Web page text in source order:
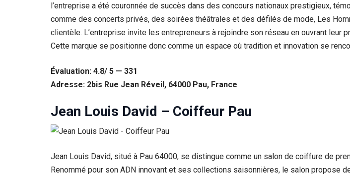
l’entreprise a été couronnée de succès dans des concours nationaux prestigieux,
comme des concerts privés, des soirées théâtrales et des défilés de mode, Les
clientèle. L’entreprise invite les entrepreneurs à rejoindre son réseau en ouvrant leur
Cette marque se positionne donc comme un espace où tradition et innovation se
Évaluation: 4.8/ 5 — 331
Adresse: 2bis Rue Jean Réveil, 64000 Pau, France
Jean Louis David – Coiffeur Pau
Jean Louis David, situé à Pau 64000, se distingue comme un salon de coiffure de
Renommé pour son ADN innovant et ses collections saisonnières, le salon propose